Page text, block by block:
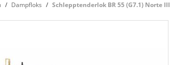
Dampfloks Schlepptenderlok BR 55 (G7.1) Norte III